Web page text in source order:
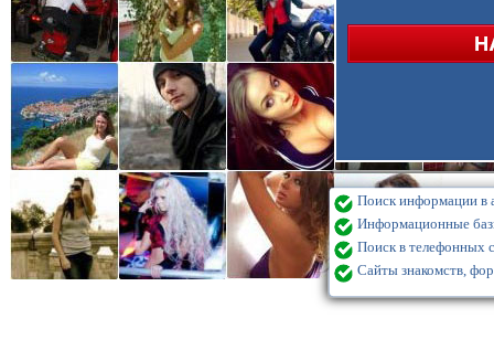
Поиск информации в
Информационные
Поиск в телефонных
Сайты знакомств,